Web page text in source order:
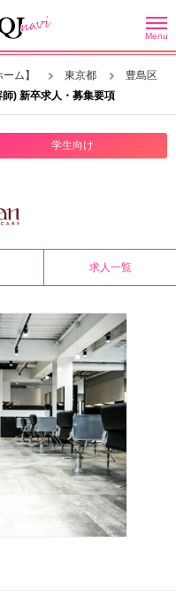
Menu
ム】 東京都
豊島区
) 新卒求人・募集要項
学生向け
求人一覧